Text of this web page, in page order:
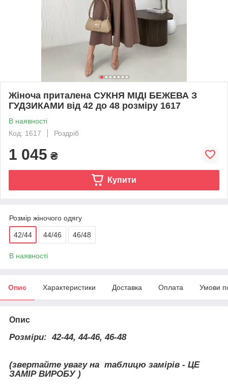
Жіноча приталена СУКНЯ МІДІ БЕЖЕВА З
ГУДЗИКАМИ від 42 до 48 розміру 1617
В наявності
Код: 1617
Роздріб
1 045 ₴
Купити
Розмір жіночого одягу
42/44 44/46 46/48
В наявності
Опис Характеристики Доставка Оплата Умови
Опис
Розміри: 42-44, 44-46, 46-48
(звертайте увагу на таблицю замірів - ЦЕ
ЗАМІР ВИРОБУ )